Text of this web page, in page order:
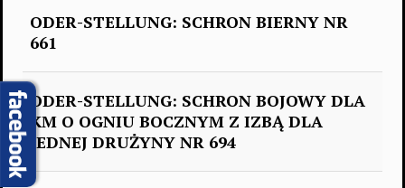
ODER-STELLUNG: SCHRON BIERNY NR
661
ODER-STELLUNG: SCHRON BOJOWY DLA
KM O OGNIU BOCZNYM Z IZBĄ DLA
JEDNEJ DRUŻYNY NR 694